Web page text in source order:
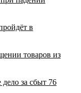
в
товаров из
за сбыт 76